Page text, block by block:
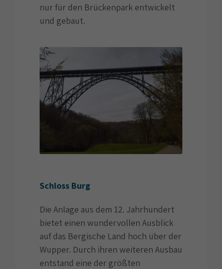
nur für den Brückenpark entwickelt
und gebaut.
Schloss Burg
Die Anlage aus dem 12. Jahrhundert
bietet einen wundervollen Ausblick
auf das Bergische Land hoch über der
Wupper. Durch ihren weiteren Ausbau
entstand eine der größten